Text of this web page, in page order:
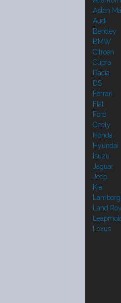
Aston
Audi
Bentley
BMW
Citroen
Cupra
Dacia
DS
Ferrari
Fiat
Ford
Geely
Honda
Hyundai
Isuzu
Jaguar
Jeep
Kia
Land
Lexus